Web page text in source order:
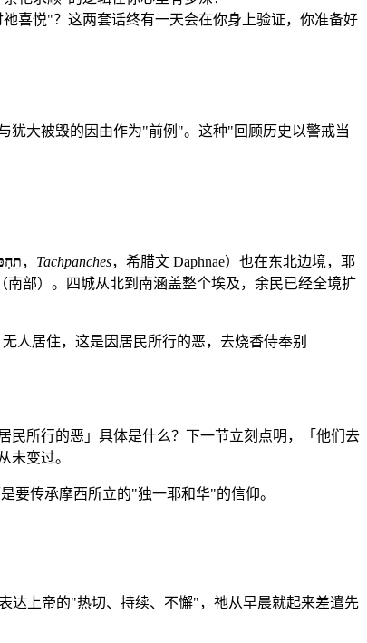
喜悦"？这两套话终有一天会在你身上验证，你准备好
犹大被毁的因由作为"前例"。这种"回顾历史以警戒当
， Tachpanches，希腊文 Daphnae）也在东北边境，耶
南部）。四城从北到南涵盖整个埃及，余民已经全境扩
人居住，这是因居民所行的恶，去烧香侍奉别
民所行的恶」具体是什么？下一节立刻点明，「他们去
未变过。
要传承摩西所立的"独一耶和华"的信仰。
达上帝的"热切、持续、不懈"，祂从早晨就起来差遣先